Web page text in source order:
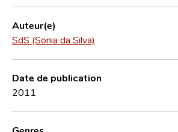
Auteur(e)
SdS (Sonia da Silva)
Date de publication
2011